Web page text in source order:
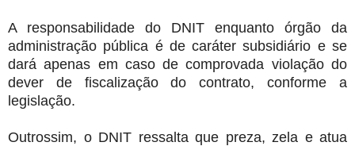
A responsabilidade do DNIT enquanto órgão da
administração pública é de caráter subsidiário e se
dará apenas em caso de comprovada violação do
dever de fiscalização do contrato, conforme a
legislação.
Outrossim, o DNIT ressalta que preza, zela e atua